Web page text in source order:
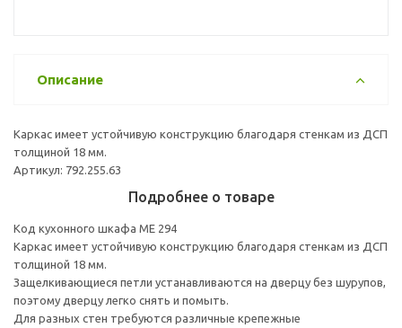
Описание
Каркас имеет устойчивую конструкцию благодаря стенкам из ДСП
толщиной 18 мм.
Артикул: 792.255.63
Подробнее о товаре
Код кухонного шкафа ME 294
Каркас имеет устойчивую конструкцию благодаря стенкам из ДСП
толщиной 18 мм.
Защелкивающиеся петли устанавливаются на дверцу без шурупов,
поэтому дверцу легко снять и помыть.
Для разных стен требуются различные крепежные